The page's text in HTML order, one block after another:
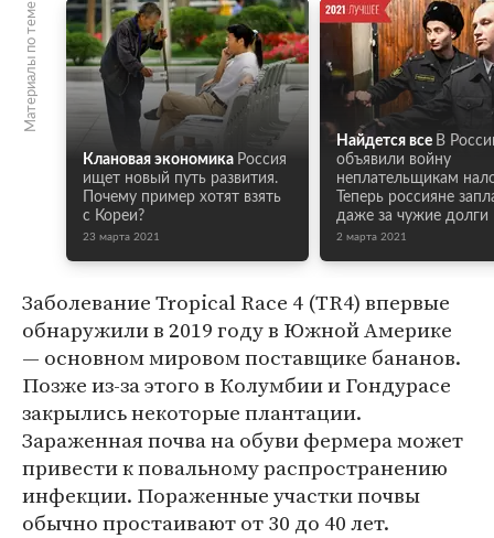
Материалы по теме
Клановая экономика Россия
ищет новый путь развития.
Почему пример хотят взять
с Кореи?
23 марта 2021
Найдется все В
объявили войну
неплательщикам
Теперь россияне
даже за чужие долги
2 марта 2021
Заболевание Tropical Race 4 (TR4) впервые
обнаружили в 2019 году в Южной Америке
— основном мировом поставщике бананов.
Позже из-за этого в Колумбии и Гондурасе
закрылись некоторые плантации.
Зараженная почва на обуви фермера может
привести к повальному распространению
инфекции. Пораженные участки почвы
обычно простаивают от 30 до 40 лет.